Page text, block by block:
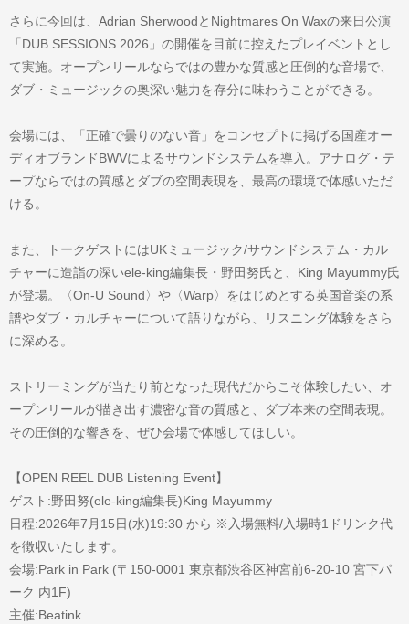
さらに今回は、Adrian SherwoodとNightmares On Waxの来日公演
「DUB SESSIONS 2026」の開催を目前に控えたプレイベントとし
て実施。オープンリールならではの豊かな質感と圧倒的な音場で、
ダブ・ミュージックの奥深い魅力を存分に味わうことができる。
会場には、「正確で曇りのない音」をコンセプトに掲げる国産オー
ディオブランドBWVによるサウンドシステムを導入。アナログ・テ
ープならではの質感とダブの空間表現を、最高の環境で体感いただ
ける。
また、トークゲストにはUKミュージック/サウンドシステム・カル
チャーに造詣の深いele-king編集長・野田努氏と、King Mayummy氏
が登場。〈On-U Sound〉や〈Warp〉をはじめとする英国音楽の系
譜やダブ・カルチャーについて語りながら、リスニング体験をさら
に深める。
ストリーミングが当たり前となった現代だからこそ体験したい、オ
ープンリールが描き出す濃密な音の質感と、ダブ本来の空間表現。
その圧倒的な響きを、ぜひ会場で体感してほしい。
【OPEN REEL DUB Listening Event】
ゲスト:野田努(ele-king編集長)King Mayummy
日程:2026年7月15日(水)19:30 から ※入場無料/入場時1ドリンク代
を徴収いたします。
会場:Park in Park (〒150-0001 東京都渋谷区神宮前6-20-10 宮下パ
ーク 内1F)
主催:Beatink